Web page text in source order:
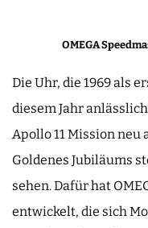
OMEGA
Die Uhr, die 1969 als
diesem Jahr
Apollo 11 Mission neu
Goldenes Jubiläums
sehen. Dafür hat
entwickelt, die sich